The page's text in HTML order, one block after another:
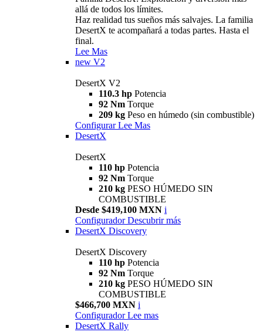
allá de todos los límites.
Haz realidad tus sueños más salvajes. La familia
DesertX te acompañará a todas partes. Hasta el
final.
Lee Mas
new V2
DesertX V2
110.3 hp Potencia
92 Nm Torque
209 kg Peso en húmedo (sin combustible)
Configurar Lee Mas
DesertX
DesertX
110 hp Potencia
92 Nm Torque
210 kg PESO HÚMEDO SIN
COMBUSTIBLE
Desde $419,100 MXN i
Configurador Descubrir más
DesertX Discovery
DesertX Discovery
110 hp Potencia
92 Nm Torque
210 kg PESO HÚMEDO SIN
COMBUSTIBLE
$466,700 MXN i
Configurador Lee mas
DesertX Rally